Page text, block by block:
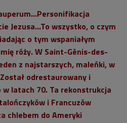
Jezusa...To wszystko, o czym
o tym wspaniałym
róży. W Saint-Gènis-des-
z najstarszych, maleńki, w
odrestaurowany i
w latach 70. Ta rekonstrukcja
i Francuzów
chlebem do Ameryki